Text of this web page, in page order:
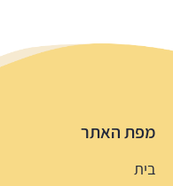
מפת האתר
בית